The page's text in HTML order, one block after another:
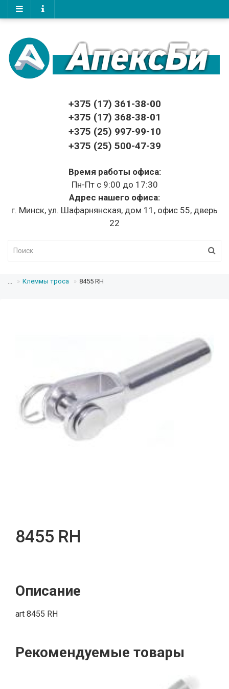
+375 (17) 361-38-00
+375 (17) 368-38-01
+375 (25) 997-99-10
+375 (25) 500-47-39
Время работы офиса:
Пн-Пт с 9:00 до 17:30
Адрес нашего офиса:
г. Минск, ул. Шафарнянская, дом 11, офис 55, дверь
22
Клеммы троса 8455 RH
8455 RH
Описание
art 8455 RH
Рекомендуемые товары